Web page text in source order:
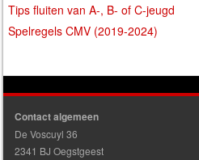
Tips fluiten van A-, B- of C-jeugd
Spelregels CMV (2019-2024)
Contact algemeen
De Voscuyl 36
2341 BJ Oegstgeest